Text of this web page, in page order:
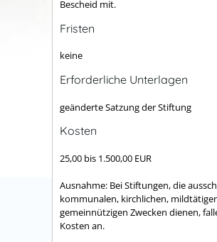
Bescheid mit.
Fristen
keine
Erforderliche Unterlagen
geänderte Satzung der Stiftung
Kosten
25,00 bis 1.500,00 EUR
Ausnahme: Bei Stiftungen, die
kommunalen, kirchlichen,
gemeinnützigen Zwecken dienen,
Kosten an.